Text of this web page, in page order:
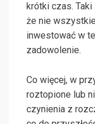
krótki czas.
że nie
inwestować w
zadowolenie.
Co więcej, w
roztopione lub
czynienia z